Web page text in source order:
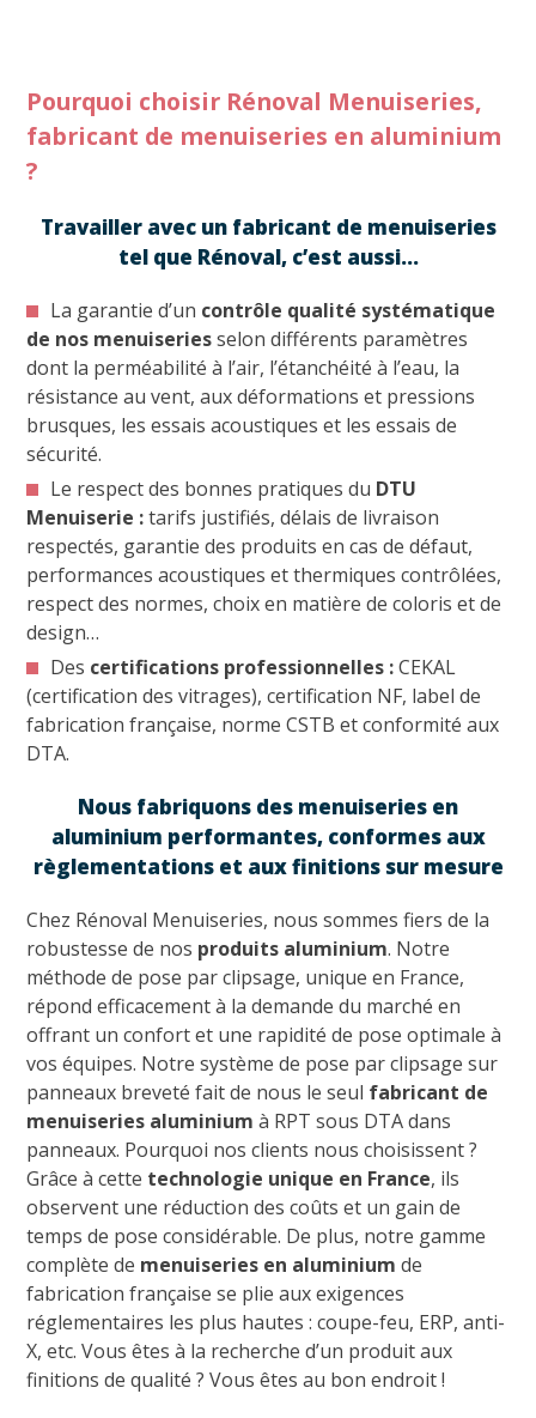
Pourquoi choisir Rénoval Menuiseries,
fabricant de menuiseries en aluminium
?
Nous fabriquons des menuiseries en
aluminium performantes, conformes aux
règlementations et aux finitions sur mesure
Chez Rénoval Menuiseries, nous sommes fiers de la
robustesse de nos produits aluminium. Notre
méthode de pose par clipsage, unique en France,
répond efficacement à la demande du marché en
offrant un confort et une rapidité de pose optimale à
vos équipes. Notre système de pose par clipsage sur
panneaux breveté fait de nous le seul fabricant de
menuiseries aluminium à RPT sous DTA dans
panneaux. Pourquoi nos clients nous choisissent ?
Grâce à cette technologie unique en France, ils
observent une réduction des coûts et un gain de
temps de pose considérable. De plus, notre gamme
complète de menuiseries en aluminium de
fabrication française se plie aux exigences
réglementaires les plus hautes : coupe-feu, ERP, anti-
X, etc. Vous êtes à la recherche d’un produit aux
finitions de qualité ? Vous êtes au bon endroit !
Travailler avec un fabricant de menuiseries
tel que Rénoval, c’est aussi…
La garantie d’un contrôle qualité systématique
de nos menuiseriesselon différents paramètres
dont la perméabilité à l’air, l’étanchéité à l’eau, la
résistance au vent, aux déformations et pressions
brusques, les essais acoustiques et les essais de
sécurité.
Le respect des bonnes pratiques du DTU
Menuiserie :tarifs justifiés, délais de livraison
respectés, garantie des produits en cas de défaut,
performances acoustiques et thermiques contrôlées,
respect des normes, choix en matière de coloris et de
design…
Des certifications professionnelles :CEKAL
(certification des vitrages), certification NF, label de
fabrication française, norme CSTB et conformité aux
DTA.